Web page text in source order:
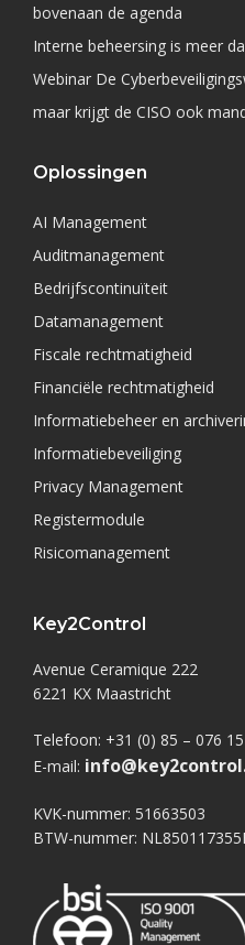
bovenaan de agenda
Interne beheersing is meer
Webinar De
maar krijgt de CISO ook
Oplossingen
AI Management
Auditmanagement
Bedrijfscontinuïteit
Datamanagement
Fiscale rechtmatigheid
Financiële rechtmatigheid
Informatiebeheer en
Informatiebeveiliging
Privacy Management
Registermodule
Risicomanagement
Key2Control
Avenue Ceramique 222
6221 KX Maastricht
Telefoon: +31 (0) 85 – 076
E-mail:
KVK-nummer: 51663503
BTW-nummer: